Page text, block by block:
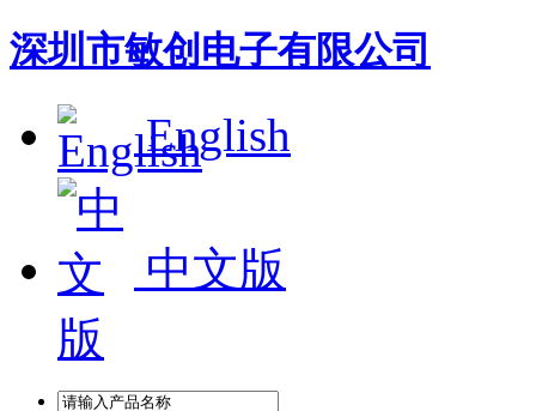
深圳市敏创电子有限公司
English
中文版